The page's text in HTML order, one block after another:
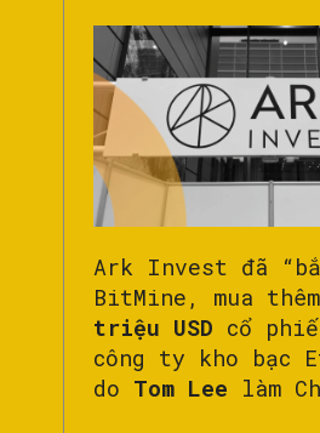
Ark Invest đã
BitMine, mua
triệu USD cổ
công ty kho bạc
do Tom Lee làm